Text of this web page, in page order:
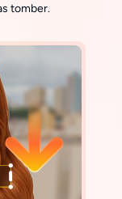
tomber.